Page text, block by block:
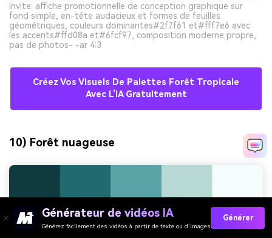
Invite: affiche promotionnelle de conception graphique sur
fond simple, en-tête audacieux et formes de feuilles
géométriques, couleurs dominantes#2f7f61 et#fff7e6 avec
les accents#ffd08a et#6fcf97, composition moderne propre,
pas de photos- -ar 4:3
Créez Vos Visuels De Palettes Forêt Tropicale
Avec L’IA Gratuitement
10) Forêt nuageuse
Générateur de vidéos IA
Générez facilement des vidéos à partir de texte ou d’images
Générer